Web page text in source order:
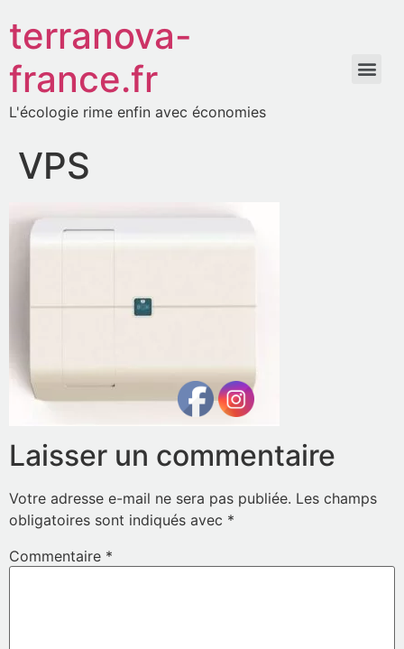
terranova-
france.fr
L'écologie rime enfin avec économies
VPS
Laisser un commentaire
Votre adresse e-mail ne sera pas publiée. Les champs
obligatoires sont indiqués avec *
Commentaire *